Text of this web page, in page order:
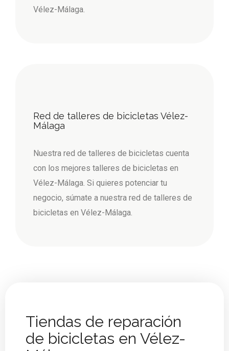
Vélez-Málaga.
Red de talleres de bicicletas Vélez-
Málaga
Nuestra red de talleres de bicicletas cuenta
con los mejores talleres de bicicletas en
Vélez-Málaga. Si quieres potenciar tu
negocio, súmate a nuestra red de talleres de
bicicletas en Vélez-Málaga.
Tiendas de reparación
de bicicletas en Vélez-